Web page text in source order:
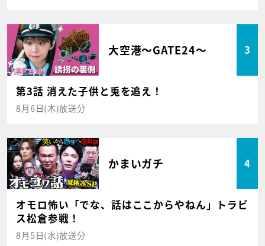
大空港～GATE24～ 3
第3話 消えた子供と兎を追え！
8月6日(木)放送分
かまいガチ 4
オモロ怖い「でな、話はここからやねん」トラビ
ス松倉参戦！
8月5日(水)放送分